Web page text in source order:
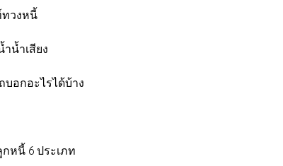
หนี้
สียง
ไรได้บ้าง
break ********
รับมือกับลูกหนี้ 6 ประเภท